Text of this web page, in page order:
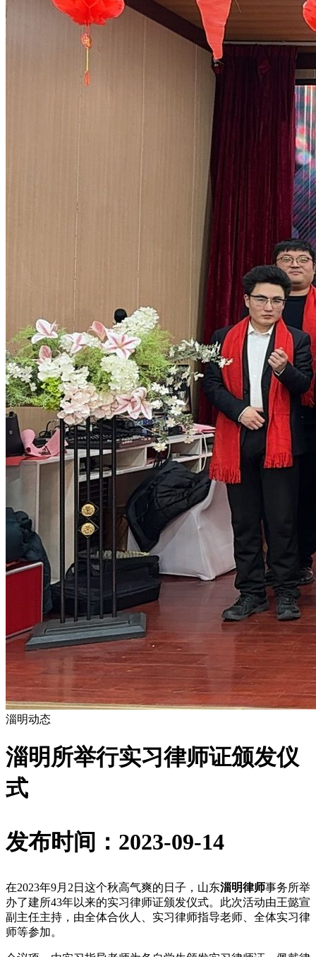
淄明动态
淄明所举行实习律师证颁发仪
式
发布时间：2023-09-14
在2023年9月2日这个秋高气爽的日子，山东淄明律师事务所举
办了建所43年以来的实习律师证颁发仪式。此次活动由王懿宣
副主任主持，由全体合伙人、实习律师指导老师、全体实习律
师等参加。